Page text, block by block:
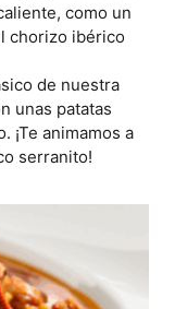
como un
chorizo ibérico
de nuestra
unas patatas
¡Te animamos a
serranito!